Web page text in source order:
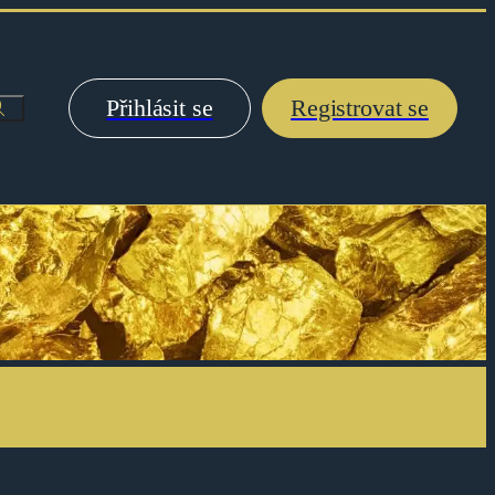
Přihlásit se Registrovat se